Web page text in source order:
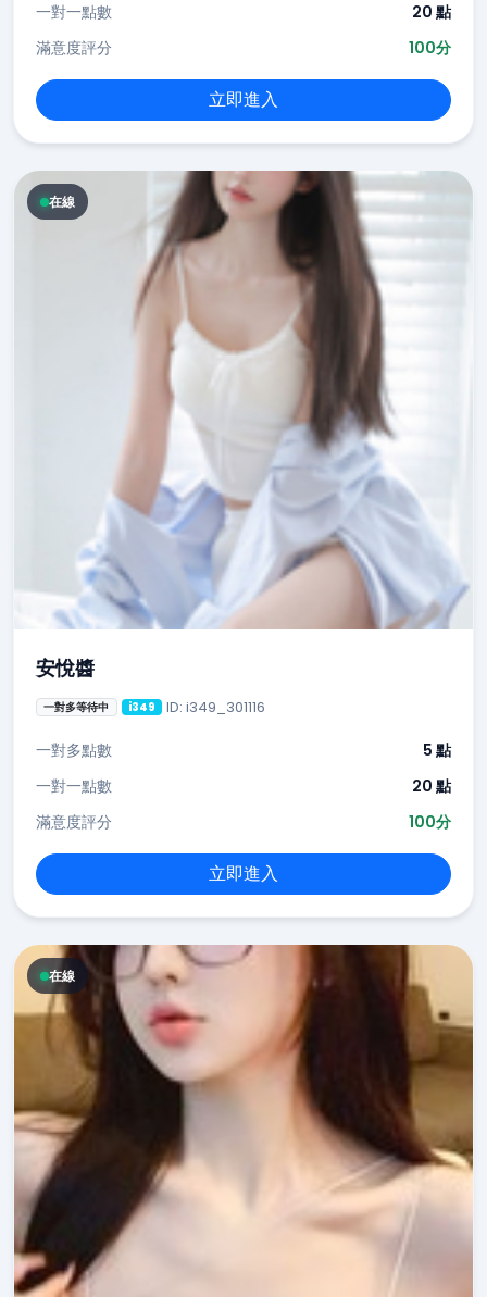
一對一點數
20 點
滿意度評分
100分
立即進入
在線
安悅醬
一對多等待中 i349 ID: i349_301116
一對多點數
5 點
一對一點數
20 點
滿意度評分
100分
立即進入
在線